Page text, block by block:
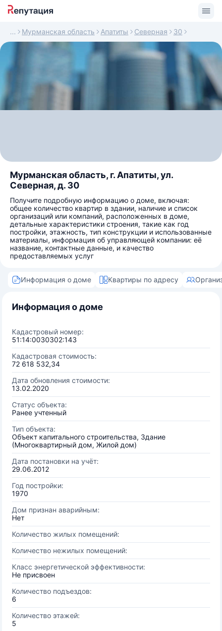
Мурманская область Апатиты Северная 30
Мурманская область, г. Апатиты, ул.
Северная, д. 30
Получите подробную информацию о доме, включая:
общее количество квартир в здании, наличие и список
организаций или компаний, расположенных в доме,
детальные характеристики строения, такие как год
постройки, этажность, тип конструкции и использованные
материалы, информация об управляющей компании: её
название, контактные данные, и качество
предоставляемых услуг
Информация о доме Квартиры по адресу
Информация о доме
Кадастровый номер:
51:14:0030302:143
Кадастровая стоимость:
72 618 532,34
Дата обновления стоимости:
13.02.2020
Статус объекта:
Ранее учтенный
Тип объекта:
Объект капитального строительства, Здание
(Многоквартирный дом, Жилой дом)
Дата постановки на учёт:
29.06.2012
Год постройки:
1970
Дом признан аварийным:
Нет
Количество жилых помещений:
Количество нежилых помещений:
Класс энергетической эффективности:
Не присвоен
Количество подъездов:
6
Количество этажей:
5